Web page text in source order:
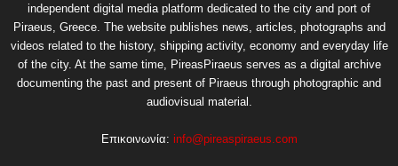
independent digital media platform dedicated to the city and port of
Piraeus, Greece. The website publishes news, articles, photographs and
videos related to the history, shipping activity, economy and everyday life
of the city. At the same time, PireasPiraeus serves as a digital archive
documenting the past and present of Piraeus through photographic and
audiovisual material.
Επικοινωνία: info@pireaspiraeus.com